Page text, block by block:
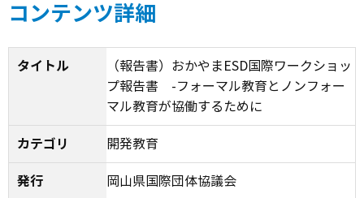
コンテンツ詳細
タイトル
（報告書）おかやまESD国際ワークショッ
プ報告書 -フォーマル教育とノンフォー
マル教育が協働するために
カテゴリ 開発教育
発行 岡山県国際団体協議会